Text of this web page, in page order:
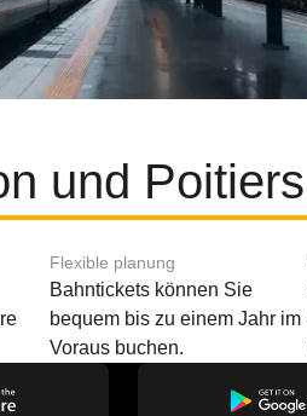
und Poitiers
Flexible planung
Bahntickets können Sie
bequem bis zu einem Jahr im
Voraus buchen.